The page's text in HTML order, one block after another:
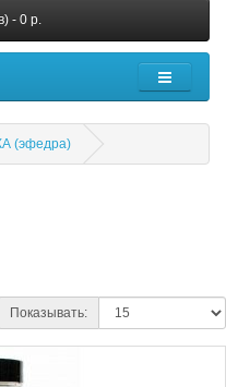
- 0 р.
(эфедра)
Показывать: